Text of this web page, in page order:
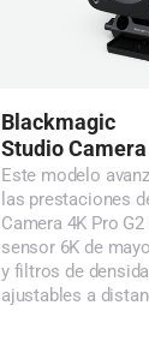
Blackmagic
Studio
Este modelo
las prestaciones
Camera 4K Pro
sensor 6K de
y filtros de
ajustables a